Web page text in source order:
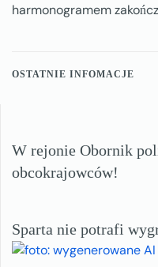
harmonogramem
OSTATNIE INFOMACJE
W rejonie Obornik
obcokrajowców!
Sparta nie potrafi